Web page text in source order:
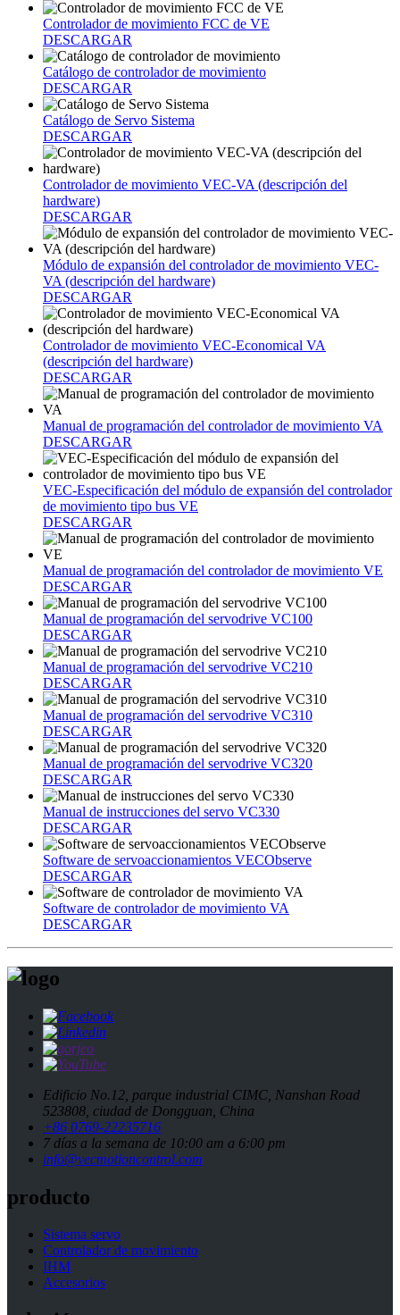
Controlador de movimiento FCC de VE
DESCARGAR
Catálogo de controlador de movimiento
DESCARGAR
Catálogo de Servo Sistema
DESCARGAR
Controlador de movimiento VEC-VA (descripción del
hardware)
DESCARGAR
Módulo de expansión del controlador de movimiento VEC-
VA (descripción del hardware)
DESCARGAR
Controlador de movimiento VEC-Economical VA
(descripción del hardware)
DESCARGAR
Manual de programación del controlador de movimiento VA
DESCARGAR
VEC-Especificación del módulo de expansión del controlador
de movimiento tipo bus VE
DESCARGAR
Manual de programación del controlador de movimiento VE
DESCARGAR
Manual de programación del servodrive VC100
DESCARGAR
Manual de programación del servodrive VC210
DESCARGAR
Manual de programación del servodrive VC310
DESCARGAR
Manual de programación del servodrive VC320
DESCARGAR
Manual de instrucciones del servo VC330
DESCARGAR
Software de servoaccionamientos VECObserve
DESCARGAR
Software de controlador de movimiento VA
DESCARGAR
Edificio No.12, parque industrial CIMC, Nanshan Road
523808, ciudad de Dongguan, China
+86 0769-22235716
7 días a la semana de 10:00 am a 6:00 pm
info@vecmotioncontrol.com
producto
Sistema servo
Controlador de movimiento
IHM
Accesorios